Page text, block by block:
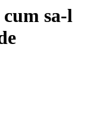
sa-l